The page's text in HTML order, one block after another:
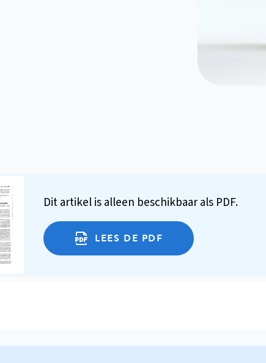
Dit artikel is alleen beschikbaar als PDF.
LEES DE PDF